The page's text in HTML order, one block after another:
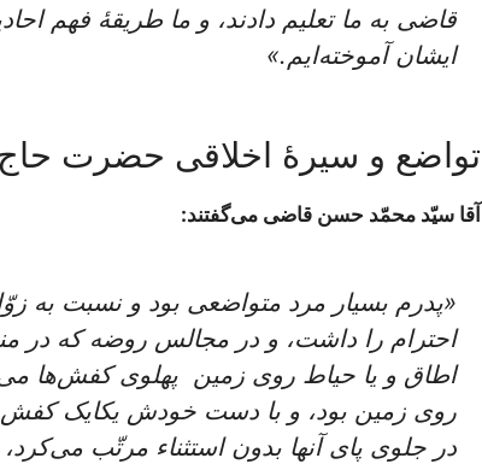
قاضی‌ به ما تعلیم‌ دادند، و ما طریقۀ فهم‌
ایشان‌ آموخته‌ایم‌.»
تواضع و سیرۀ اخلاقی حضرت
آقا سیّد محمّد حسن قاضی می‌گفتند:
«پدرم بسیار مرد متواضعی بود و نسبت به
احترام را داشت، و در مجالس روضه که
اطاق و یا حیاط روی زمین پهلوی کفش‌ها
روی زمین بود، و با دست خودش یکایک
در جلوی پای آنها بدون استثناء مرتّب